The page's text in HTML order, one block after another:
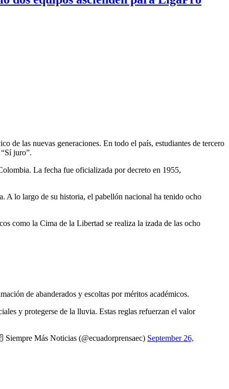
de las nuevas generaciones. En todo el país, estudiantes de tercero
juro”.
La fecha fue oficializada por decreto en 1955,
A lo largo de su historia, el pabellón nacional ha tenido ocho
como la Cima de la Libertad se realiza la izada de las ocho
de abanderados y escoltas por méritos académicos.
y protegerse de la lluvia. Estas reglas refuerzan el valor
Más Noticias (@ecuadorprensaec) September 26,